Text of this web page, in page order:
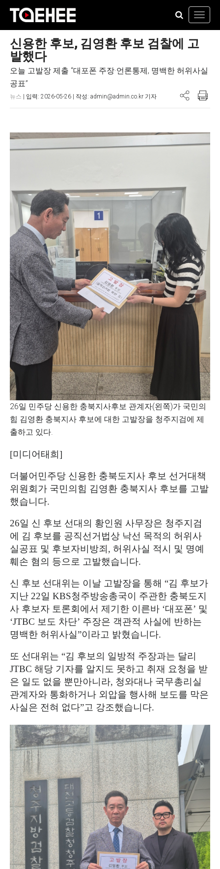
신용한 후보, 김영환 후보 검찰에 고
발했다
오늘 고발장 제출 “대포폰 주장·언론통제, 명백한 허위사실
공표”
뉴스 | 입력: 2026-05-26 | 작성: admin@admin.co.kr 기자
26일 민주당 신용한 충북지사후보 관계자(왼쪽)가 국민의
힘 김영환 충북지사 후보에 대한 고발장을 청주지검에 제
출하고 있다.
[미디어태희 ]
더불어민주당 신용한 충북도지사 후보 선거대책
위원회가 국민의힘 김영환 충북지사 후보를 고발
했습니다.
26일 신 후보 선대의 황인원 사무장은 청주지검
에 김 후보를 공직선거법상 낙선 목적의 허위사
실공표 및 후보자비방죄 , 허위사실 적시 및 명예
훼손 혐의 등으로 고발했습니다.
신 후보 선대위는 이날 고발장을 통해 “김 후보가
지난 22일 KBS청주방송총국이 주관한 충북도지
사 후보자 토론회에서 제기한 이른바 ‘대포폰’ 및
‘JTBC 보도 차단’ 주장은 객관적 사실에 반하는
명백한 허위사실”이라고 밝혔습니다.
또 선대위는 “김 후보의 일방적 주장과는 달리
JTBC 해당 기자를 알지도 못하고 취재 요청을 받
은 일도 없을 뿐만아니라, 청와대나 국무총리실
관계자와 통화하거나 외압을 행사해 보도를 막은
사실은 전혀 없다”고 강조했습니다.